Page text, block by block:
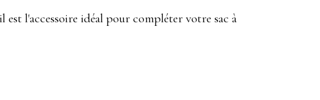
l'accessoire idéal pour compléter votre sac à